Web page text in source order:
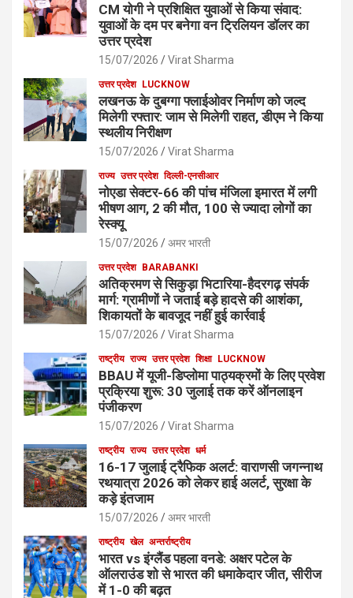
CM योगी ने प्रशिक्षित युवाओं से किया संवाद:
युवाओं के दम पर बनेगा वन ट्रिलियन डॉलर का
उत्तर प्रदेश
15/07/2026 Virat Sharma
उत्तर प्रदेश LUCKNOW
लखनऊ के दुबग्गा फ्लाईओवर निर्माण को जल्द
मिलेगी रफ्तार: जाम से मिलेगी राहत, डीएम ने किया
स्थलीय निरीक्षण
15/07/2026 Virat Sharma
राज्य उत्तर प्रदेश दिल्ली-एनसीआर
नोएडा सेक्टर-66 की पांच मंजिला इमारत में लगी
भीषण आग, 2 की मौत, 100 से ज्यादा लोगों का
रेस्क्यू
15/07/2026 अमर भारती
उत्तर प्रदेश BARABANKI
अतिक्रमण से सिकुड़ा भिटारिया-हैदरगढ़ संपर्क
मार्ग: ग्रामीणों ने जताई बड़े हादसे की आशंका,
शिकायतों के बावजूद नहीं हुई कार्रवाई
15/07/2026 Virat Sharma
राष्ट्रीय राज्य उत्तर प्रदेश शिक्षा LUCKNOW
BBAU में यूजी-डिप्लोमा पाठ्यक्रमों के लिए प्रवेश
प्रक्रिया शुरू: 30 जुलाई तक करें ऑनलाइन
पंजीकरण
15/07/2026 Virat Sharma
राष्ट्रीय राज्य उत्तर प्रदेश धर्म
16-17 जुलाई ट्रैफिक अलर्ट: वाराणसी जगन्नाथ
रथयात्रा 2026 को लेकर हाई अलर्ट, सुरक्षा के
कड़े इंतजाम
15/07/2026 अमर भारती
राष्ट्रीय खेल अन्तर्राष्ट्रीय
भारत vs इंग्लैंड पहला वनडे: अक्षर पटेल के
ऑलराउंड शो से भारत की धमाकेदार जीत, सीरीज
में 1-0 की बढ़त